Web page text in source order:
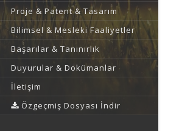
Proje & Patent & Tasarım
Bilimsel & Mesleki Faaliyetler
Başarılar & Tanınırlık
Duyurular & Dokümanlar
İletişim
Özgeçmiş Dosyası İndir